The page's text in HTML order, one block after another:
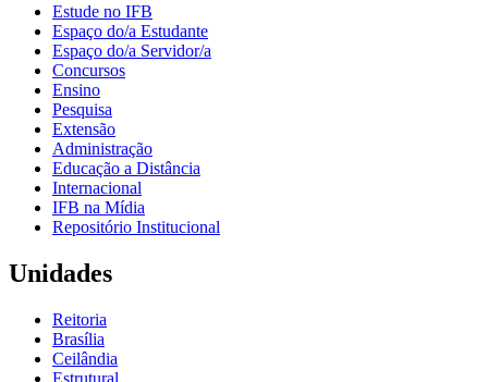
Estude no IFB
Espaço do/a Estudante
Espaço do/a Servidor/a
Concursos
Ensino
Pesquisa
Extensão
Administração
Educação a Distância
Internacional
IFB na Mídia
Repositório Institucional
Unidades
Reitoria
Brasília
Ceilândia
Estrutural